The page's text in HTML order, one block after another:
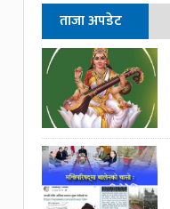
ताजा अपडेट